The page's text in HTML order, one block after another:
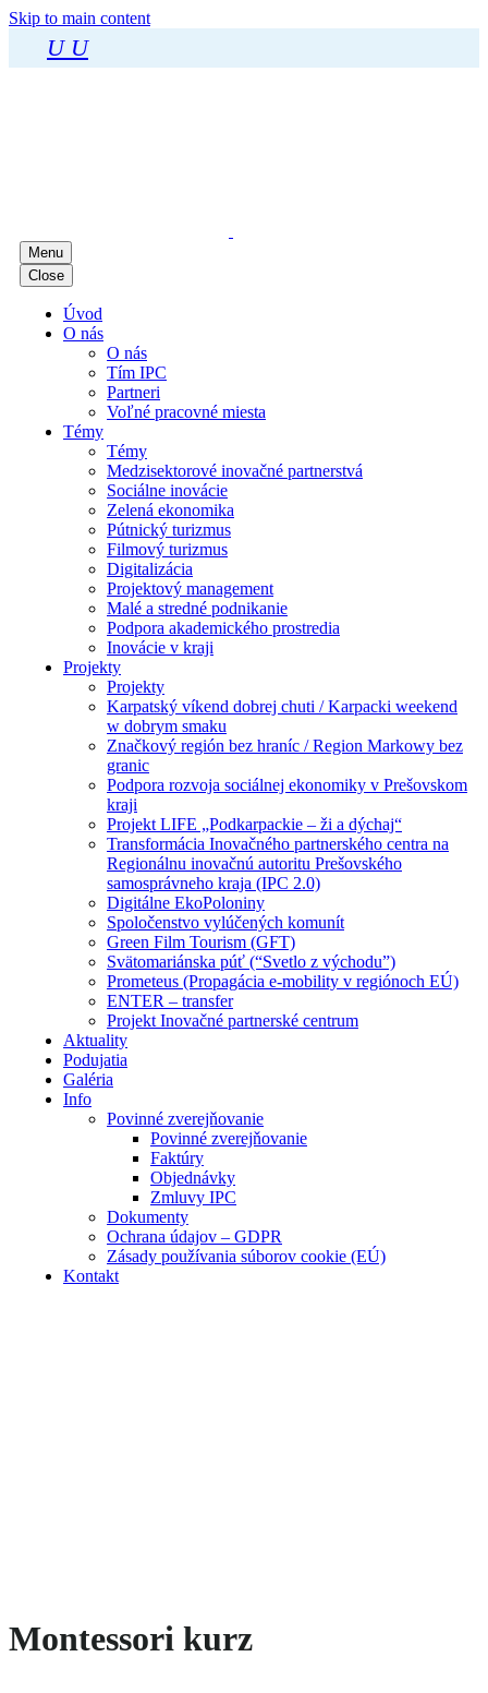
Skip to main content
U U
Menu
Close
Úvod
O nás
O nás
Tím IPC
Partneri
Voľné pracovné miesta
Témy
Témy
Medzisektorové inovačné partnerstvá
Sociálne inovácie
Zelená ekonomika
Pútnický turizmus
Filmový turizmus
Digitalizácia
Projektový management
Malé a stredné podnikanie
Podpora akademického prostredia
Inovácie v kraji
Projekty
Projekty
Karpatský víkend dobrej chuti / Karpacki weekend
w dobrym smaku
Značkový región bez hraníc / Region Markowy bez
granic
Podpora rozvoja sociálnej ekonomiky v Prešovskom
kraji
Projekt LIFE „Podkarpackie – ži a dýchaj“
Transformácia Inovačného partnerského centra na
Regionálnu inovačnú autoritu Prešovského
samosprávneho kraja (IPC 2.0)
Digitálne EkoPoloniny
Spoločenstvo vylúčených komunít
Green Film Tourism (GFT)
Svätomariánska púť (“Svetlo z východu”)
Prometeus (Propagácia e-mobility v regiónoch EÚ)
ENTER – transfer
Projekt Inovačné partnerské centrum
Aktuality
Podujatia
Galéria
Info
Povinné zverejňovanie
Povinné zverejňovanie
Faktúry
Objednávky
Zmluvy IPC
Dokumenty
Ochrana údajov – GDPR
Zásady používania súborov cookie (EÚ)
Kontakt
Montessori kurz